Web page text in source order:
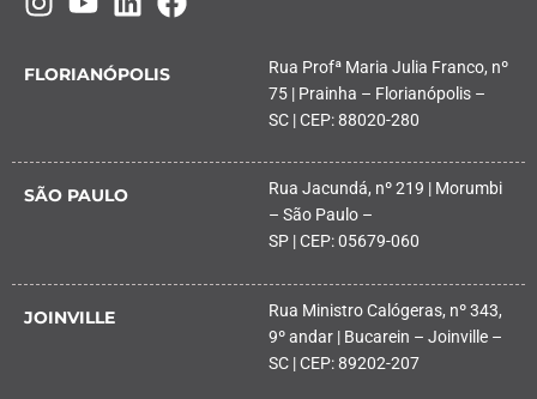
FLORIANÓPOLIS
Rua Profª Maria Julia Franco, nº
75 | Prainha – Florianópolis –
SC | CEP: 88020-280
SÃO PAULO
Rua Jacundá, nº 219 | Morumbi
– São Paulo –
SP | CEP: 05679-060
JOINVILLE
Rua Ministro Calógeras, nº 343,
9º andar | Bucarein – Joinville –
SC | CEP: 89202-207